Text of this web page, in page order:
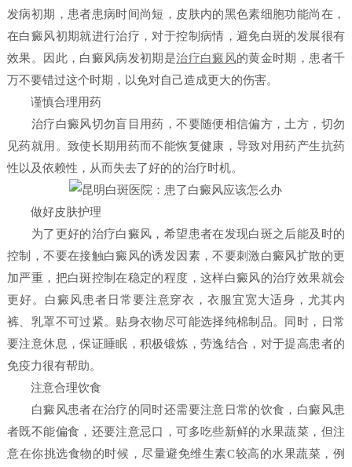
发病初期，患者患病时间尚短，皮肤内的黑色素细胞功能尚在，
在白癜风初期就进行治疗，对于控制病情，避免白斑的发展很有
效果。因此，白癜风病发初期是治疗白癜风的黄金时期，患者千
万不要错过这个时期，以免对自己造成更大的伤害。
谨慎合理用药
治疗白癜风切勿盲目用药，不要随便相信偏方，土方，切勿
见药就用。致使长期用药而不能恢复健康，导致对用药产生抗药
性以及依赖性，从而失去了好的的治疗时机。
做好皮肤护理
为了更好的治疗白癜风，希望患者在发现白斑之后能及时的
控制，不要在接触白癜风的诱发因素，不要刺激白癜风扩散的更
加严重，把白斑控制在稳定的程度，这样白癜风的治疗效果就会
更好。白癜风患者日常要注意穿衣，衣服宜宽大适身，尤其内
裤、乳罩不可过紧。贴身衣物尽可能选择纯棉制品。同时，日常
要注意休息，保证睡眠，积极锻炼，劳逸结合，对于提高患者的
免疫力很有帮助。
注意合理饮食
白癜风患者在治疗的同时还需要注意日常的饮食，白癜风患
者既不能偏食，还要注意忌口，可多吃些新鲜的水果蔬菜，但注
意在你挑选食物的时候，尽量避免维生素C较高的水果蔬菜，例